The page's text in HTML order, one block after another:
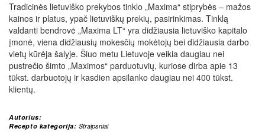
Tradicinės lietuviško prekybos tinklo „Maxima“ stiprybės – mažos
kainos ir platus, ypač lietuviškų prekių, pasirinkimas. Tinklą
valdanti bendrovė „Maxima LT“ yra didžiausia lietuviško kapitalo
įmonė, viena didžiausių mokesčių mokėtojų bei didžiausia darbo
vietų kūrėja šalyje. Šiuo metu Lietuvoje veikia daugiau nei
pustrečio šimto „Maximos“ parduotuvių, kuriose dirba apie 13
tūkst. darbuotojų ir kasdien apsilanko daugiau nei 400 tūkst.
klientų.
Autorius:
Recepto kategorija: Straipsniai